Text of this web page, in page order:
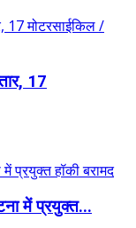
17
में प्रयुक्त...